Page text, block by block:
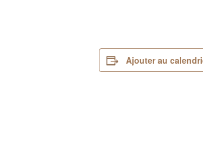
Ajouter au